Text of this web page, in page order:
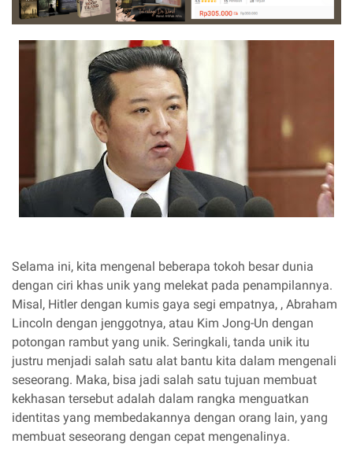
Selama ini, kita mengenal beberapa tokoh besar dunia
dengan ciri khas unik yang melekat pada penampilannya.
Misal, Hitler dengan kumis gaya segi empatnya, , Abraham
Lincoln dengan jenggotnya, atau Kim Jong-Un dengan
potongan rambut yang unik. Seringkali, tanda unik itu
justru menjadi salah satu alat bantu kita dalam mengenali
seseorang. Maka, bisa jadi salah satu tujuan membuat
kekhasan tersebut adalah dalam rangka menguatkan
identitas yang membedakannya dengan orang lain, yang
membuat seseorang dengan cepat mengenalinya.